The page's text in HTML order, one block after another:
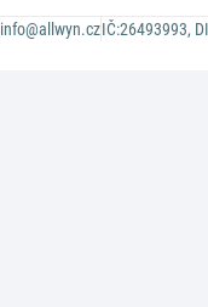
info@allwyn.czIČ:26493993,